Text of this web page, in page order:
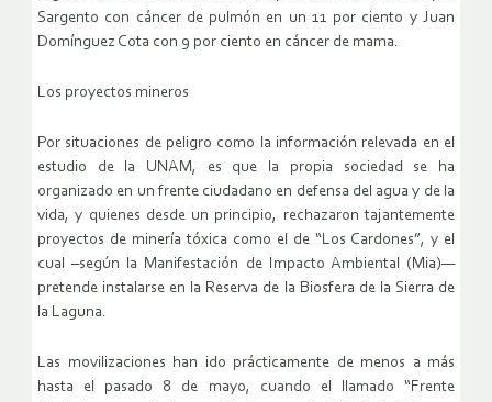
Sargento con cáncer de pulmón en un 11 por ciento y Juan
Domínguez Cota con 9 por ciento en cáncer de mama.
Los proyectos mineros
Por situaciones de peligro como la información relevada en el
estudio de la UNAM, es que la propia sociedad se ha
organizado en un frente ciudadano en defensa del agua y de la
vida, y quienes desde un principio, rechazaron tajantemente
proyectos de minería tóxica como el de “Los Cardones”, y el
cual –según la Manifestación de Impacto Ambiental (Mia)—
pretende instalarse en la Reserva de la Biosfera de la Sierra de
la Laguna.
Las movilizaciones han ido prácticamente de menos a más
hasta el pasado 8 de mayo, cuando el llamado “Frente